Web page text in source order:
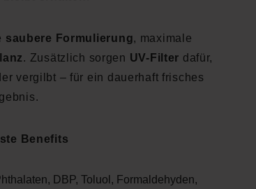
saubere Formulierung, maximale
. Zusätzlich sorgen UV-Filter dafür,
vergilbt – für ein dauerhaft frisches
Benefits
DBP, Toluol, Formaldehyden,